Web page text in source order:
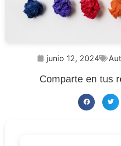
junio 12, 2024
Comparte en tus